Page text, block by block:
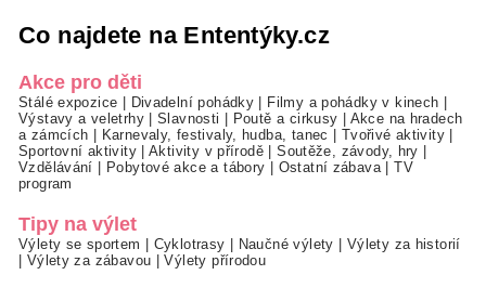
Co najdete na Ententýky.cz
Akce pro děti
Stálé expozice Divadelní pohádky Filmy a pohádky v kinech
Výstavy a veletrhy|Slavnosti Poutě a cirkusy
Akce na hradech
a zámcích
Karnevaly, festivaly, hudba, tanec Tvořivé aktivity
Sportovní aktivity|Aktivity v přírodě |Soutěže, závody, hry
Vzdělávání
Pobytové akce a tábory Ostatní zábava |TV
program
Tipy na výlet
Výlety se sportem Cyklotrasy Naučné výlety
Výlety za historií
Výlety za zábavou |Výlety přírodou